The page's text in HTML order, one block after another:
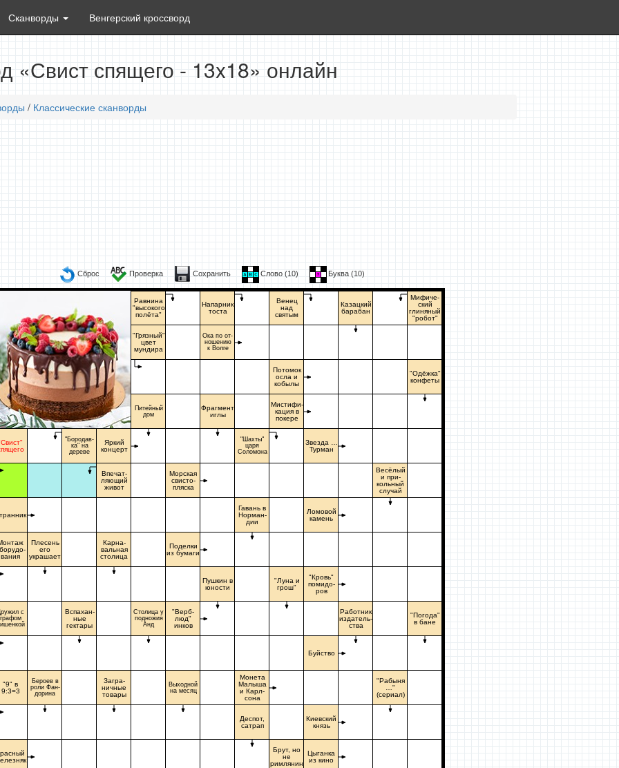
Сканворды Венгерский кроссворд
«Свист спящего - 13x18» онлайн
/ Классические сканворды
Сброс Проверка Сохранить Слово (10) Буква (10)
вания
с
графом
"9" в
9:3=3
Плесень
его
украшает
Бероев в
роли Фан-
дорина
"Бородав-
ка" на
дереве
Вспахан-
ные
гектары
Яркий
концерт
Впечат-
ляющий
живот
Карна-
вальная
столица
Загра-
ничные
товары
Равнина
"высокого
полёта"
"Грязный"
цвет
мундира
Питейный
дом
Столица у
подножия
Анд
Морская
свисто-
пляска
Поделки
из бумаги
"Верб-
люд"
инков
Выходной
на месяц
Напарник
тоста
Ока по от-
ношению
к Волге
Фрагмент
иглы
Пушкин в
юности
"Шахты"
царя
Соломона
Гавань в
Норман-
дии
Монета
Малыша
и Карл-
сона
Деспот,
сатрап
Венец
над
святым
Потомок
осла и
кобылы
Мистифи-
кация в
покере
"Луна и
грош"
Брут, но
не
римлянин
Звезда …
Турман
Ломовой
камень
"Кровь"
помидо-
ров
Буйство
Киевский
князь
Цыганка
из кино
Казацкий
барабан
Работник
издатель-
ства
Весёлый
и при-
кольный
случай
"Рабыня
…"
(сериал)
Мифиче-
ский
глиняный
"робот"
"Одёжка"
конфеты
"Погода"
в бане